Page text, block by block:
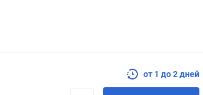
от 1 до 2 дней